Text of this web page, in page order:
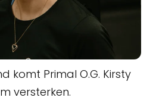
komt Primal O.G. Kirsty
versterken.